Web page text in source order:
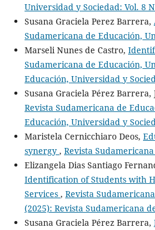
Universidad y Sociedad: Vol. 8
Susana Graciela Perez Barrera,
Sudamericana de Educación,
Marseli Nunes de Castro,
Sudamericana de Educación,
Educación, Universidad y
Susana Graciela Pérez Barrera,
Revista Sudamericana de
Educación, Universidad y
Maristela Cernicchiaro Deos,
synergy , Revista
Elizangela Dias Santiago
Identification of Students with
Services , Revista
(2025): Revista Sudamericana
Susana Graciela Pérez Barrera,